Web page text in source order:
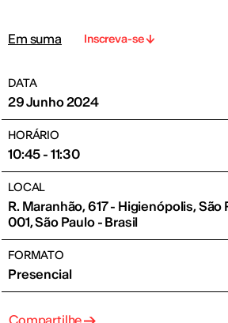
Em suma Inscreva-se
DATA
29 Junho 2024
HORÁRIO
10:45 - 11:30
LOCAL
R. Maranhão, 617 - Higienópolis, São
001, São Paulo - Brasil
FORMATO
Presencial
Compartilhe